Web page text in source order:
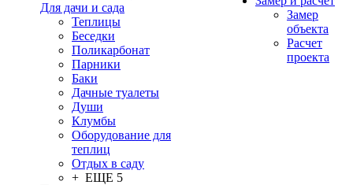
Для дачи и сада
Теплицы
Беседки
Поликарбонат
Парники
Баки
Дачные туалеты
Души
Клумбы
Оборудование для
теплиц
Отдых в саду
+ ЕЩЕ 5
Замер
объекта
Расчет
проекта